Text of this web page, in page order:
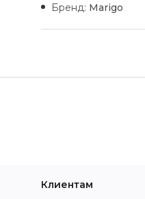
Бренд: Marigo
Клиентам